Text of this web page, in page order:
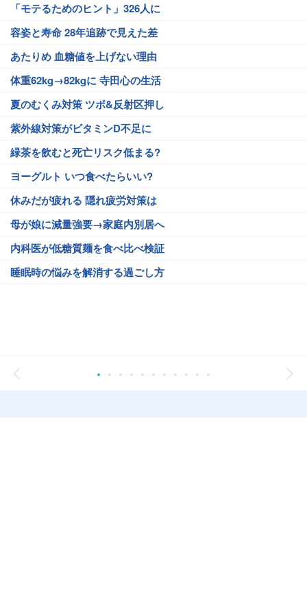
「モテるためのヒント」326人に
容姿と寿命 28年追跡で見えた差
あたりめ 血糖値を上げない理由
体重62kg→82kgに 寺田心の生活
夏のむくみ対策 ツボ&反射区押し
紫外線対策がビタミンD不足に
緑茶を飲むと死亡リスク低まる?
ヨーグルト いつ食べたらいい?
休みだが疲れる 隠れ疲労対策は
母が娘に減量強要→家庭内別居へ
内科医が低糖質麺を食べ比べ検証
睡眠時の悩みを解消する過ごし方